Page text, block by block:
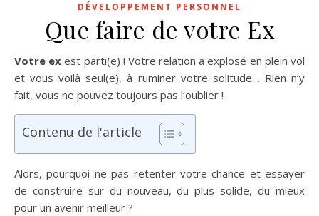
DÉVELOPPEMENT PERSONNEL
Que faire de votre Ex
Votre ex est parti(e) ! Votre relation a explosé en plein vol
et vous voilà seul(e), à ruminer votre solitude… Rien n’y
fait, vous ne pouvez toujours pas l’oublier !
Contenu de l'article
Alors, pourquoi ne pas retenter votre chance et essayer
de construire sur du nouveau, du plus solide, du mieux
pour un avenir meilleur ?